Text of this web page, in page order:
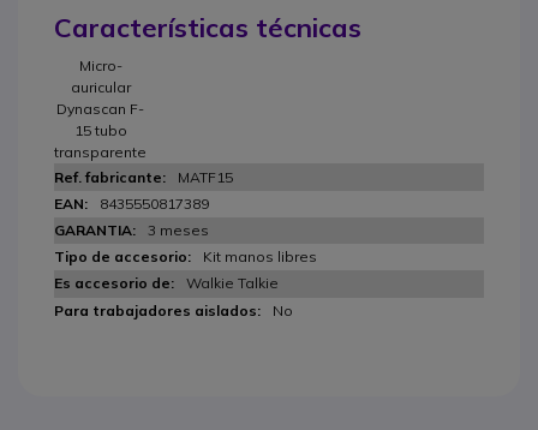
Características técnicas
Micro-
auricular
Dynascan F-
15 tubo
transparente
MATF15
8435550817389
3 meses
Kit manos libres
Walkie Talkie
No